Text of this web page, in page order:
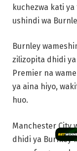
kuchezwa kati
ushindi wa
Burnley
zilizopita dhidi
Premier na
ya aina hiyo,
huo.
Manchester City
dhidi ya Burnley